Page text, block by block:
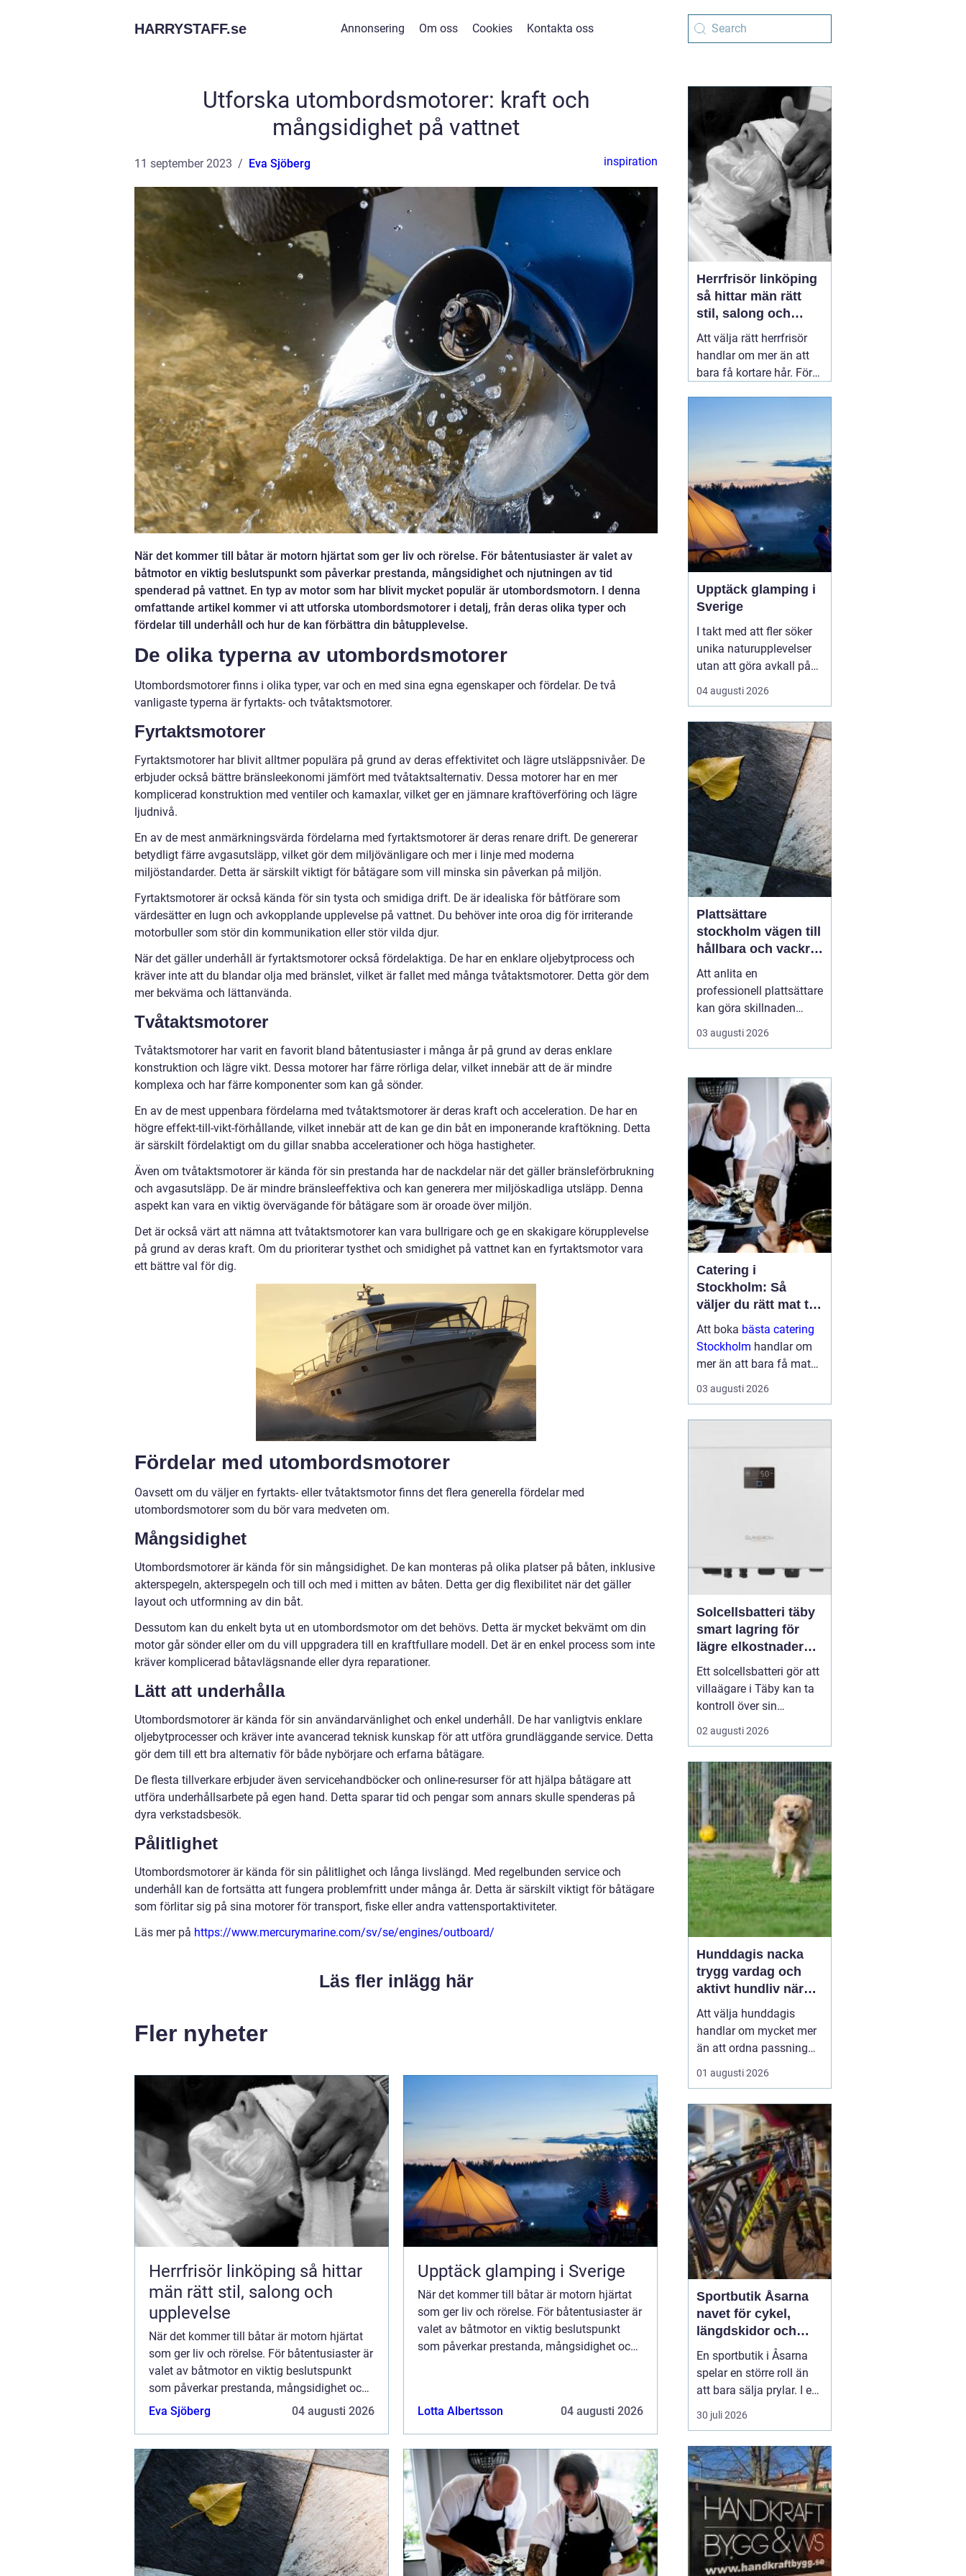
HARRYSTAFF.se Annonsering Om oss Cookies Kontakta oss
Utforska utombordsmotorer: kraft och
mångsidighet på vattnet
11 september 2023 Eva Sjöberg inspiration
När det kommer till båtar är motorn hjärtat som ger liv och rörelse. För båtentusiaster är valet av
båtmotor en viktig beslutspunkt som påverkar prestanda, mångsidighet och njutningen av tid
spenderad på vattnet. En typ av motor som har blivit mycket populär är utombordsmotorn. I denna
omfattande artikel kommer vi att utforska utombordsmotorer i detalj, från deras olika typer och
fördelar till underhåll och hur de kan förbättra din båtupplevelse.
De olika typerna av utombordsmotorer
Utombordsmotorer finns i olika typer, var och en med sina egna egenskaper och fördelar. De två
vanligaste typerna är fyrtakts- och tvåtaktsmotorer.
Fyrtaktsmotorer
Fyrtaktsmotorer har blivit alltmer populära på grund av deras effektivitet och lägre utsläppsnivåer. De
erbjuder också bättre bränsleekonomi jämfört med tvåtaktsalternativ. Dessa motorer har en mer
komplicerad konstruktion med ventiler och kamaxlar, vilket ger en jämnare kraftöverföring och lägre
ljudnivå.
En av de mest anmärkningsvärda fördelarna med fyrtaktsmotorer är deras renare drift. De genererar
betydligt färre avgasutsläpp, vilket gör dem miljövänligare och mer i linje med moderna
miljöstandarder. Detta är särskilt viktigt för båtägare som vill minska sin påverkan på miljön.
Fyrtaktsmotorer är också kända för sin tysta och smidiga drift. De är idealiska för båtförare som
värdesätter en lugn och avkopplande upplevelse på vattnet. Du behöver inte oroa dig för irriterande
motorbuller som stör din kommunikation eller stör vilda djur.
När det gäller underhåll är fyrtaktsmotorer också fördelaktiga. De har en enklare oljebytprocess och
kräver inte att du blandar olja med bränslet, vilket är fallet med många tvåtaktsmotorer. Detta gör dem
mer bekväma och lättanvända.
Tvåtaktsmotorer
Tvåtaktsmotorer har varit en favorit bland båtentusiaster i många år på grund av deras enklare
konstruktion och lägre vikt. Dessa motorer har färre rörliga delar, vilket innebär att de är mindre
komplexa och har färre komponenter som kan gå sönder.
En av de mest uppenbara fördelarna med tvåtaktsmotorer är deras kraft och acceleration. De har en
högre effekt-till-vikt-förhållande, vilket innebär att de kan ge din båt en imponerande kraftökning. Detta
är särskilt fördelaktigt om du gillar snabba accelerationer och höga hastigheter.
Även om tvåtaktsmotorer är kända för sin prestanda har de nackdelar när det gäller bränsleförbrukning
och avgasutsläpp. De är mindre bränsleeffektiva och kan generera mer miljöskadliga utsläpp. Denna
aspekt kan vara en viktig övervägande för båtägare som är oroade över miljön.
Det är också värt att nämna att tvåtaktsmotorer kan vara bullrigare och ge en skakigare körupplevelse
på grund av deras kraft. Om du prioriterar tysthet och smidighet på vattnet kan en fyrtaktsmotor vara
ett bättre val för dig.
Fördelar med utombordsmotorer
Oavsett om du väljer en fyrtakts- eller tvåtaktsmotor finns det flera generella fördelar med
utombordsmotorer som du bör vara medveten om.
Mångsidighet
Utombordsmotorer är kända för sin mångsidighet. De kan monteras på olika platser på båten, inklusive
akterspegeln, akterspegeln och till och med i mitten av båten. Detta ger dig flexibilitet när det gäller
layout och utformning av din båt.
Dessutom kan du enkelt byta ut en utombordsmotor om det behövs. Detta är mycket bekvämt om din
motor går sönder eller om du vill uppgradera till en kraftfullare modell. Det är en enkel process som inte
kräver komplicerad båtavlägsnande eller dyra reparationer.
Lätt att underhålla
Utombordsmotorer är kända för sin användarvänlighet och enkel underhåll. De har vanligtvis enklare
oljebytprocesser och kräver inte avancerad teknisk kunskap för att utföra grundläggande service. Detta
gör dem till ett bra alternativ för både nybörjare och erfarna båtägare.
De flesta tillverkare erbjuder även servicehandböcker och online-resurser för att hjälpa båtägare att
utföra underhållsarbete på egen hand. Detta sparar tid och pengar som annars skulle spenderas på
dyra verkstadsbesök.
Pålitlighet
Utombordsmotorer är kända för sin pålitlighet och långa livslängd. Med regelbunden service och
underhåll kan de fortsätta att fungera problemfritt under många år. Detta är särskilt viktigt för båtägare
som förlitar sig på sina motorer för transport, fiske eller andra vattensportaktiviteter.
Läs mer på https://www.mercurymarine.com/sv/se/engines/outboard/
Läs fler inlägg här
Fler nyheter
Herrfrisör linköping så hittar
män rätt stil, salong och
upplevelse
När det kommer till båtar är motorn hjärtat
som ger liv och rörelse. För båtentusiaster är
valet av båtmotor en viktig beslutspunkt
som påverkar prestanda, mångsidighet och
njutningen av tid...
Eva Sjöberg 04 augusti 2026
Upptäck glamping i Sverige
När det kommer till båtar är motorn hjärtat
som ger liv och rörelse. För båtentusiaster är
valet av båtmotor en viktig beslutspunkt
som påverkar prestanda, mångsidighet och
Lotta Albertsson 04 augusti 2026
Herrfrisör linköping
så hittar män rätt
stil, salong och
upplevelse
Att välja rätt herrfrisör
handlar om mer än att
bara få kortare hår. För
och gå därifrån med en
stil som verkligen känns
rätt. 04 augusti 2026
Upptäck glamping i
Sverige
I takt med att fler söker
unika naturupplevelser
utan att göra avkall på
bekvämlighet, har
glamping Sverige blivit
Kombinationen av
glamour och camping
erbjuder resenärer lyxiga
tält mitt i nature...
04 augusti 2026
Plattsättare
stockholm vägen till
hållbara och vackra
ytor hemma
Att anlita en
professionell plattsättare
kan göra skillnaden
mellan ett rum som bara
fungerar och ett rum
tid både praktiskt och
visuellt. När någon söker
efterP...
03 augusti 2026
Catering i
Stockholm: Så
väljer du rätt mat till
ditt evenemang
Att boka bästa catering
Stockholm handlar om
mer än att bara få mat
levererad. Rätt meny,
upplägg och service kan
03 augusti 2026
Solcellsbatteri täby
smart lagring för
lägre elkostnader
året runt
Ett solcellsbatteri gör att
villaägare i Täby kan ta
kontroll över sin
elförbrukning på riktigt.
Genom att lagra billig
och använda den när
elpriserna stiger, går det
att sänka kostnaderna,
kapa effekttoppar och
bli mindre kän...
02 augusti 2026
Hunddagis nacka
trygg vardag och
aktivt hundliv nära
stan
Att välja hunddagis
handlar om mycket mer
än att ordna passning
under arbetsdagen. För
många hundägare i
avgörande för att
vardagen ska fungera
och för att hunden ska
få ett rikt och välmående
liv. Ett bra hunddagis
kombinerar t...
01 augusti 2026
Sportbutik Åsarna
navet för cykel,
längdskidor och
löpning i södra
jämtland
En sportbutik i Åsarna
spelar en större roll än
att bara sälja prylar. I en
by känd för
längdskidåkning,
av skoter- och cykelleder
blir en bra butik en
samlingspunkt för alla
som gillar att röra på sig.
Här möts elitåkare, var...
30 juli 2026